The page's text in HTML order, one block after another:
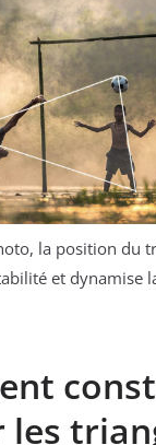
la position du
et dynamise